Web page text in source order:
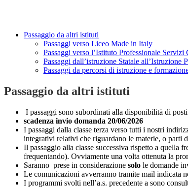
Passaggio da altri istituti
Passaggi verso Liceo Made in Italy
Passaggi verso l’Istituto Professionale
Passaggi dall’istruzione Statale all’Istruzione
Passaggi da percorsi di istruzione e
Passaggio da altri istituti
I passaggi sono subordinati alla disponibilità di
scadenza invio domanda 20/06/2026
I passaggi dalla classe terza verso tutti i nostri
integrativi relativi che riguardano le materie, o parti
Il passaggio alla classe successiva rispetto a quella
frequentando). Ovviamente una volta ottenuta la
Saranno prese in considerazione solo le domande
Le comunicazioni avverranno tramite mail indicata
I programmi svolti nell’a.s. precedente a sono